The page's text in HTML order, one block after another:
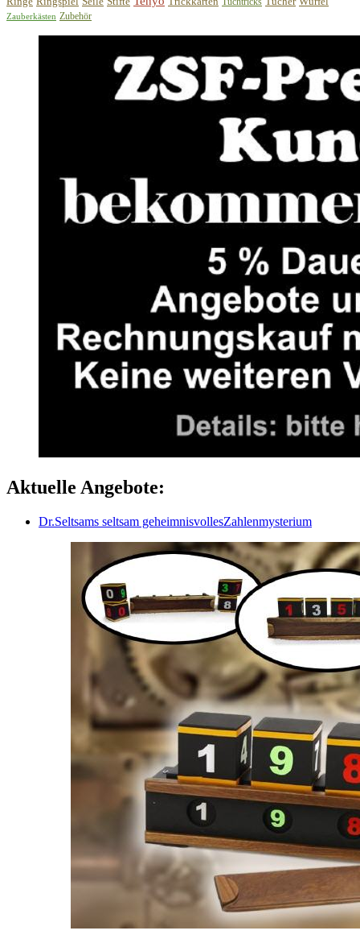
Zauberkästen Zubehör
Aktuelle Angebote:
Dr.Seltsams seltsam geheimnisvollesZahlenmysterium